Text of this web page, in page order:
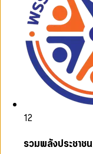
12
รวมพลังประชาชน